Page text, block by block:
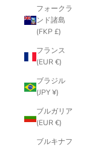
フォークラ
ンド諸島
(FKP £)
フランス
(EUR €)
ブラジル
(JPY ¥)
ブルガリア
(EUR €)
ブルキナフ